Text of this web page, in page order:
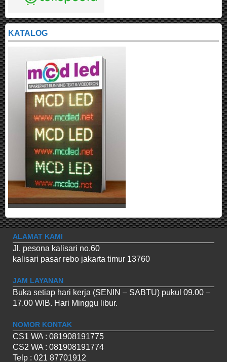
KATALOG
ALAMAT KAMI
Jl. pesona kalisari no.60
kalisari pasar rebo jakarta timur 13760
JAM LAYANAN
Buka setiap hari kerja (SENIN – SABTU) pukul 09.00 –
17.00 WIB. Hari Minggu libur.
NOMOR KONTAK
CS1 WA : 081908191775
CS2 WA : 081908191774
Telp : 021 87701912